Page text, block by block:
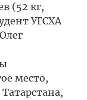
(52 кг,
УГСХА
место,